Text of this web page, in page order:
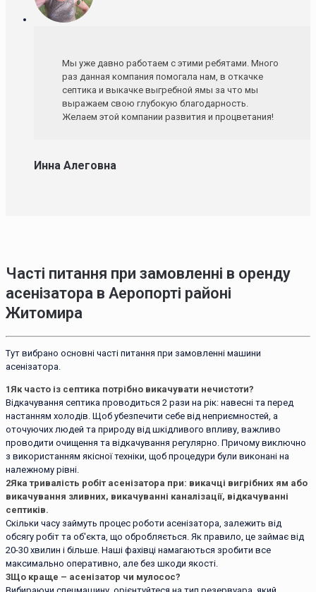
Мы уже давно работаем с этими ребятами. Много
раз данная компания помогала нам, в откачке
септика и выкачке выгребной ямы за что мы
выражаем свою глубокую благодарность.
Желаем этой компании развития и процветания!
Инна Алеговна
Часті питання при замовленні в оренду
асенізатора в Аеропорті районі
Житомира
Тут вибрано основні часті питання при замовленні машини
асенізатора.
1Як часто із септика потрібно викачувати нечистоти?
Відкачування септика проводиться 2 рази на рік: навесні та перед
настанням холодів. Щоб убезпечити себе від неприємностей, а
оточуючих людей та природу від шкідливого впливу, важливо
проводити очищення та відкачування регулярно. Причому виключно
з використанням якісної техніки, щоб процедури були виконані на
належному рівні.
2Яка тривалість робіт асенізатора при: викачці вигрібних ям або
викачування зливних, викачуванні каналізації, відкачуванні
септиків.
Скільки часу займуть процес роботи асенізатора, залежить від
обсягу робіт та об'єкта, що обробляється. Як правило, це займає від
20-30 хвилин і більше. Наші фахівці намагаються зробити все
максимально оперативно, але без шкоди якості.
3Що краще – асенізатор чи мулосос?